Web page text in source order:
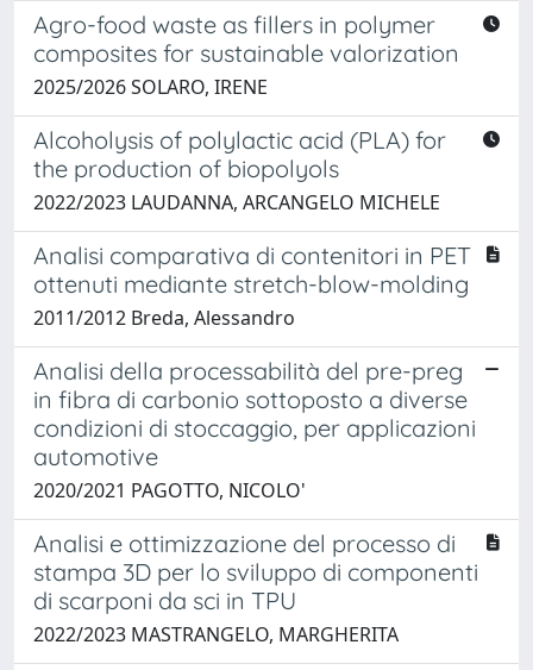
Agro-food waste as fillers in polymer
composites for sustainable valorization
2025/2026 SOLARO, IRENE
Alcoholysis of polylactic acid (PLA) for
the production of biopolyols
2022/2023 LAUDANNA, ARCANGELO MICHELE
Analisi comparativa di contenitori in PET
ottenuti mediante stretch-blow-molding
2011/2012 Breda, Alessandro
Analisi della processabilità del pre-preg
in fibra di carbonio sottoposto a diverse
condizioni di stoccaggio, per applicazioni
automotive
2020/2021 PAGOTTO, NICOLO'
Analisi e ottimizzazione del processo di
stampa 3D per lo sviluppo di componenti
di scarponi da sci in TPU
2022/2023 MASTRANGELO, MARGHERITA